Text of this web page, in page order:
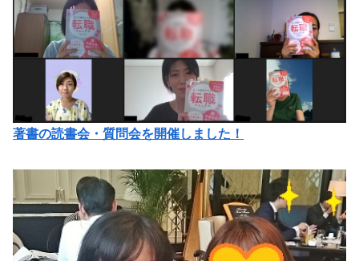
著書の読書会・質問会を開催しました！